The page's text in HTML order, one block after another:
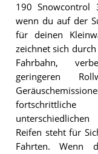
190 Snowcontrol
wenn du auf der
für deinen
zeichnet sich
Fahrbahn,
geringeren
Reifen steht für
Fahrten. Wenn